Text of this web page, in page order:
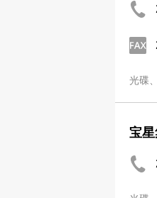
光碟
宝星